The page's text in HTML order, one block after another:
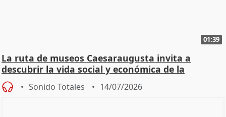
01:39
La ruta de museos Caesaraugusta invita a
descubrir la vida social y económica de la
Zaragoza ro
Sonido Totales 14/07/2026